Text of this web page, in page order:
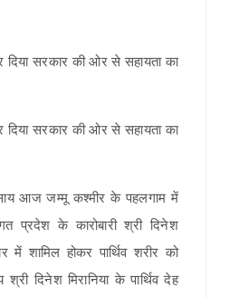
आज जम्मू कश्मीर के पहलगाम में
प्रदेश के कारोबारी श्री दिनेश
में शामिल होकर पार्थिव शरीर को
श्री दिनेश मिरानिया के पार्थिव देह